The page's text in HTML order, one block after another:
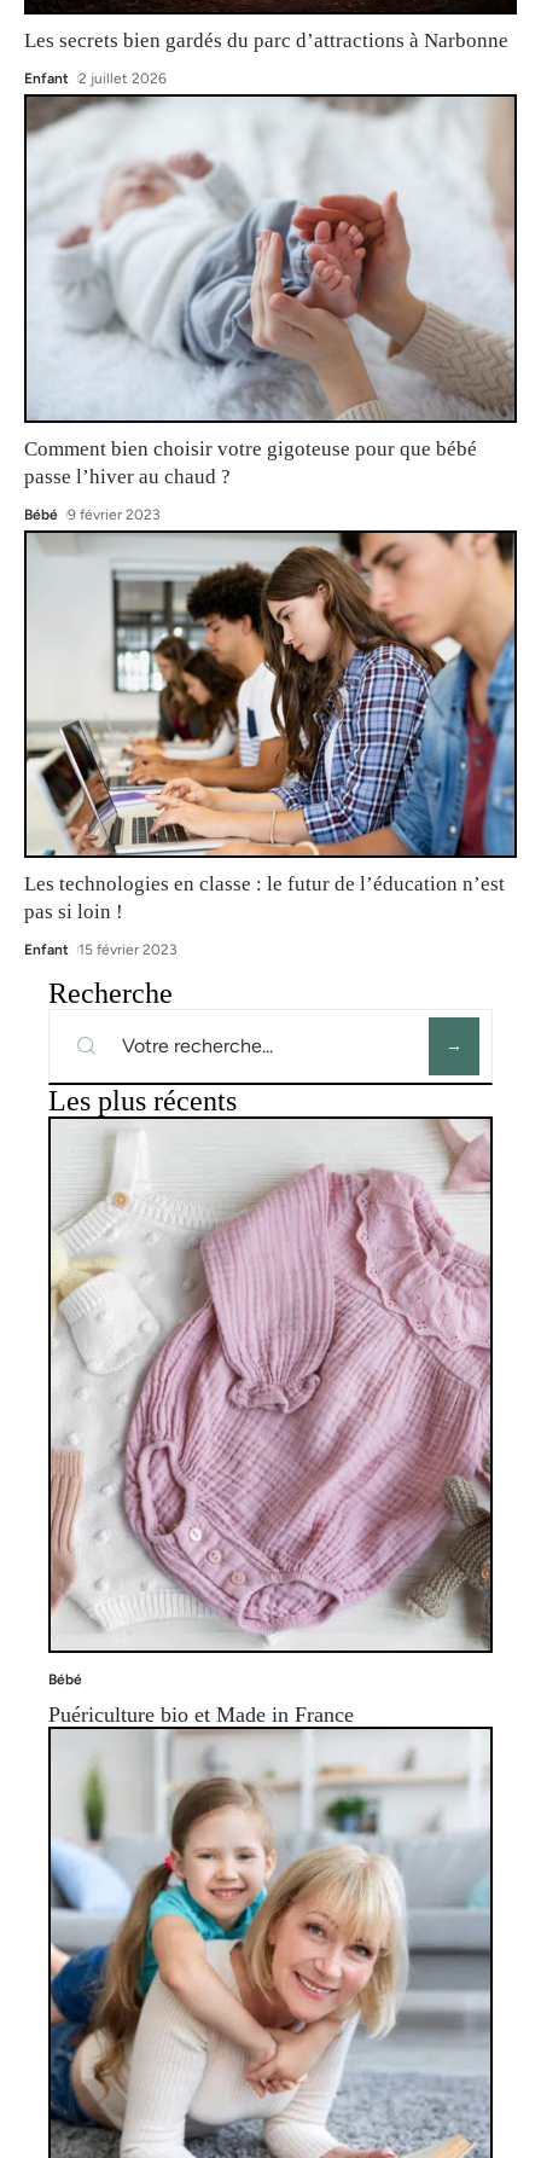
Les secrets bien gardés du parc d’attractions à Narbonne
Enfant 2 juillet 2026
Comment bien choisir votre gigoteuse pour que bébé
passe l’hiver au chaud ?
Bébé 9 février 2023
Les technologies en classe : le futur de l’éducation n’est
pas si loin !
Enfant 15 février 2023
Recherche
Les plus récents
Bébé
Puériculture bio et Made in France